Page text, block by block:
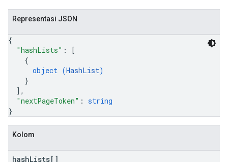
Representasi JSON
{
"hashLists" :
[
{
object (HashList)
}
] ,
"nextPageToken" : string
}
Kolom
hashLists[]